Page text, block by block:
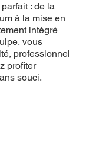
: de la
à la mise en
intégré
vous
professionnel
profiter
souci.